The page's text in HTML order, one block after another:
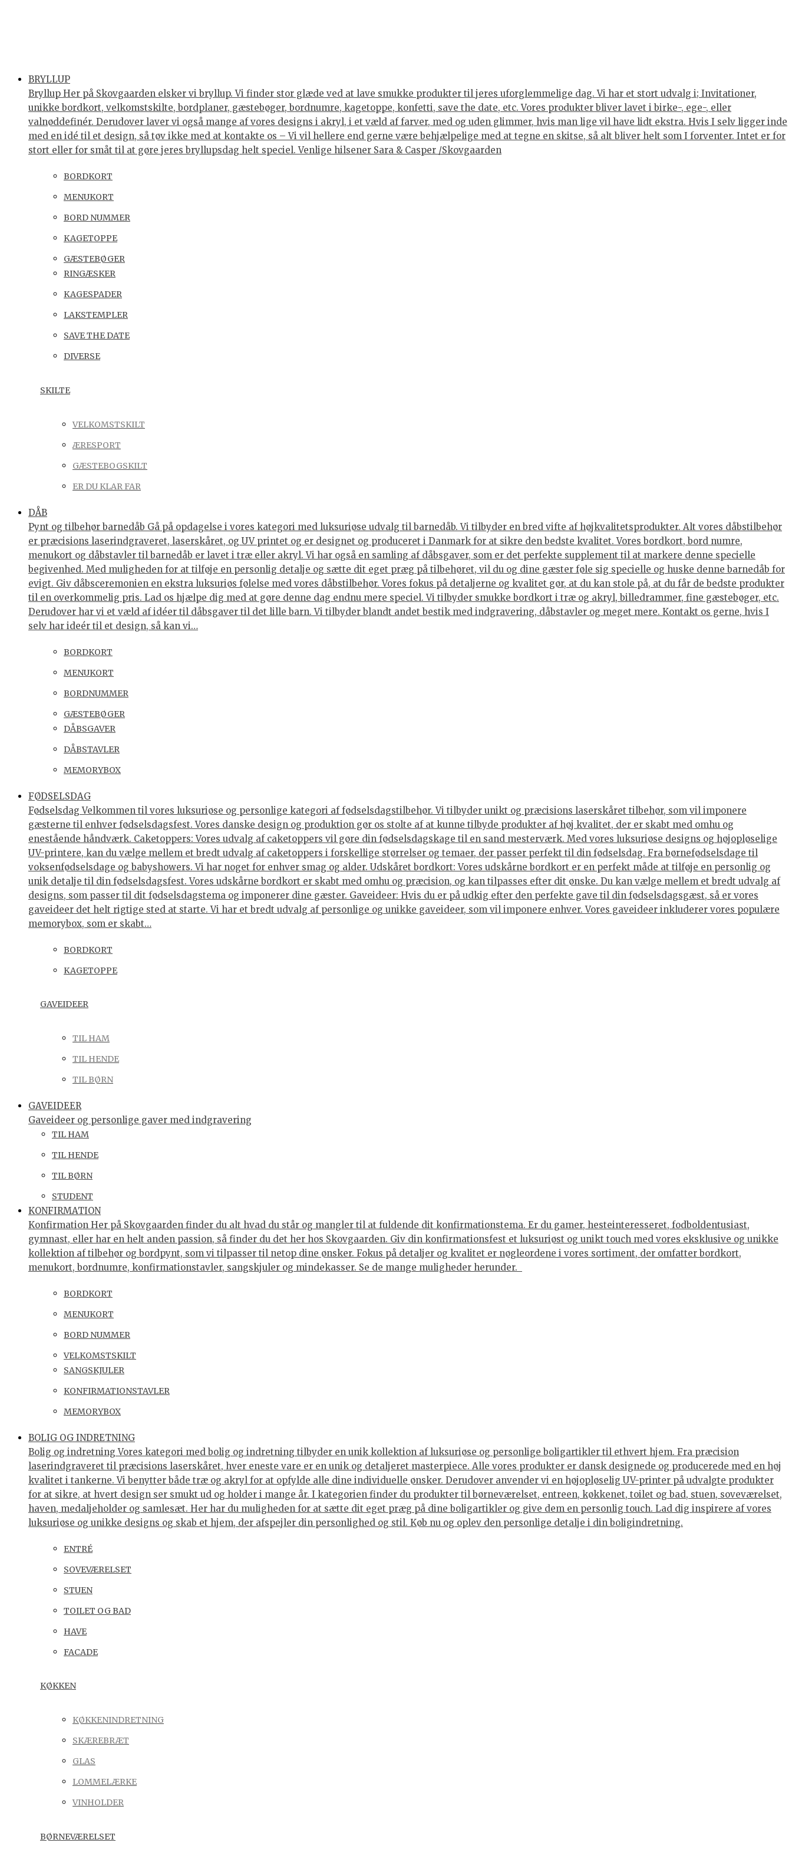
BRYLLUP
Bryllup Her på Skovgaarden elsker vi bryllup. Vi finder stor glæde ved at lave smukke produkter til jeres uforglemmelige dag. Vi har et stort udvalg i; Invitationer,
unikke bordkort, velkomstskilte, bordplaner, gæstebøger, bordnumre, kagetoppe, konfetti, save the date, etc. Vores produkter bliver lavet i birke-, ege-, eller
valnøddefinér. Derudover laver vi også mange af vores designs i akryl, i et væld af farver, med og uden glimmer, hvis man lige vil have lidt ekstra. Hvis I selv ligger inde
med en idé til et design, så tøv ikke med at kontakte os – Vi vil hellere end gerne være behjælpelige med at tegne en skitse, så alt bliver helt som I forventer. Intet er for
stort eller for småt til at gøre jeres bryllupsdag helt speciel. Venlige hilsener Sara & Casper /Skovgaarden
BORDKORT
MENUKORT
BORD NUMMER
KAGETOPPE
GÆSTEBØGER
RINGÆSKER
KAGESPADER
LAKSTEMPLER
SAVE THE DATE
DIVERSE
SKILTE
VELKOMSTSKILT
ÆRESPORT
GÆSTEBOGSKILT
ER DU KLAR FAR
DÅB
Pynt og tilbehør barnedåb Gå på opdagelse i vores kategori med luksuriøse udvalg til barnedåb. Vi tilbyder en bred vifte af højkvalitetsprodukter. Alt vores dåbstilbehør
er præcisions laserindgraveret, laserskåret, og UV printet og er designet og produceret i Danmark for at sikre den bedste kvalitet. Vores bordkort, bord numre,
menukort og dåbstavler til barnedåb er lavet i træ eller akryl. Vi har også en samling af dåbsgaver, som er det perfekte supplement til at markere denne specielle
begivenhed. Med muligheden for at tilføje en personlig detalje og sætte dit eget præg på tilbehøret, vil du og dine gæster føle sig specielle og huske denne barnedåb for
evigt. Giv dåbsceremonien en ekstra luksuriøs følelse med vores dåbstilbehør. Vores fokus på detaljerne og kvalitet gør, at du kan stole på, at du får de bedste produkter
til en overkommelig pris. Lad os hjælpe dig med at gøre denne dag endnu mere speciel. Vi tilbyder smukke bordkort i træ og akryl, billedrammer, fine gæstebøger, etc.
Derudover har vi et væld af idéer til dåbsgaver til det lille barn. Vi tilbyder blandt andet bestik med indgravering, dåbstavler og meget mere. Kontakt os gerne, hvis I
selv har ideér til et design, så kan vi…
BORDKORT
MENUKORT
BORDNUMMER
GÆSTEBØGER
DÅBSGAVER
DÅBSTAVLER
MEMORYBOX
FØDSELSDAG
Fødselsdag Velkommen til vores luksuriøse og personlige kategori af fødselsdagstilbehør. Vi tilbyder unikt og præcisions laserskåret tilbehør, som vil imponere
gæsterne til enhver fødselsdagsfest. Vores danske design og produktion gør os stolte af at kunne tilbyde produkter af høj kvalitet, der er skabt med omhu og
enestående håndværk. Caketoppers: Vores udvalg af caketoppers vil gøre din fødselsdagskage til en sand mesterværk. Med vores luksuriøse designs og højopløselige
UV-printere, kan du vælge mellem et bredt udvalg af caketoppers i forskellige størrelser og temaer, der passer perfekt til din fødselsdag. Fra børnefødselsdage til
voksenfødselsdage og babyshowers. Vi har noget for enhver smag og alder. Udskåret bordkort: Vores udskårne bordkort er en perfekt måde at tilføje en personlig og
unik detalje til din fødselsdagsfest. Vores udskårne bordkort er skabt med omhu og præcision, og kan tilpasses efter dit ønske. Du kan vælge mellem et bredt udvalg af
designs, som passer til dit fødselsdagstema og imponerer dine gæster. Gaveideer: Hvis du er på udkig efter den perfekte gave til din fødselsdagsgæst, så er vores
gaveideer det helt rigtige sted at starte. Vi har et bredt udvalg af personlige og unikke gaveideer, som vil imponere enhver. Vores gaveideer inkluderer vores populære
memorybox, som er skabt…
BORDKORT
KAGETOPPE
GAVEIDEER
TIL HAM
TIL HENDE
TIL BØRN
GAVEIDEER
Gaveideer og personlige gaver med indgravering
TIL HAM
TIL HENDE
TIL BØRN
STUDENT
KONFIRMATION
Konfirmation Her på Skovgaarden finder du alt hvad du står og mangler til at fuldende dit konfirmationstema. Er du gamer, hesteinteresseret, fodboldentusiast,
gymnast, eller har en helt anden passion, så finder du det her hos Skovgaarden. Giv din konfirmationsfest et luksuriøst og unikt touch med vores eksklusive og unikke
kollektion af tilbehør og bordpynt, som vi tilpasser til netop dine ønsker. Fokus på detaljer og kvalitet er nøgleordene i vores sortiment, der omfatter bordkort,
menukort, bordnumre, konfirmationstavler, sangskjuler og mindekasser. Se de mange muligheder herunder.
BORDKORT
MENUKORT
BORD NUMMER
VELKOMSTSKILT
SANGSKJULER
KONFIRMATIONSTAVLER
MEMORYBOX
BOLIG OG INDRETNING
Bolig og indretning Vores kategori med bolig og indretning tilbyder en unik kollektion af luksuriøse og personlige boligartikler til ethvert hjem. Fra præcision
laserindgraveret til præcisions laserskåret, hver eneste vare er en unik og detaljeret masterpiece. Alle vores produkter er dansk designede og producerede med en høj
kvalitet i tankerne. Vi benytter både træ og akryl for at opfylde alle dine individuelle ønsker. Derudover anvender vi en højopløselig UV-printer på udvalgte produkter
for at sikre, at hvert design ser smukt ud og holder i mange år. I kategorien finder du produkter til børneværelset, entreen, køkkenet, toilet og bad, stuen, soveværelset,
haven, medaljeholder og samlesæt. Her har du muligheden for at sætte dit eget præg på dine boligartikler og give dem en personlig touch. Lad dig inspirere af vores
luksuriøse og unikke designs og skab et hjem, der afspejler din personlighed og stil. Køb nu og oplev den personlige detalje i din boligindretning.
ENTRÉ
SOVEVÆRELSET
STUEN
TOILET OG BAD
HAVE
FACADE
KØKKEN
KØKKENINDRETNING
SKÆREBRÆT
GLAS
LOMMELÆRKE
VINHOLDER
BØRNEVÆRELSET